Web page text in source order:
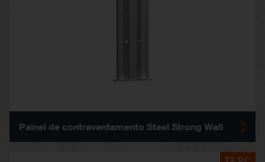
Painel de contraventamento Steel Strong Wall